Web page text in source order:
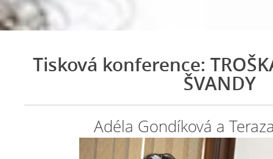
Tisková konference:
ŠVANDY
Adéla Gondíková a